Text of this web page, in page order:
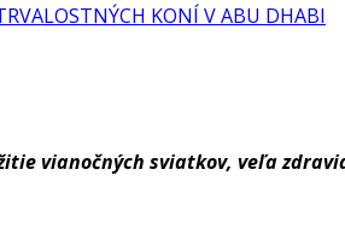
KONÍ V ABU DHABI
vianočných sviatkov, veľa